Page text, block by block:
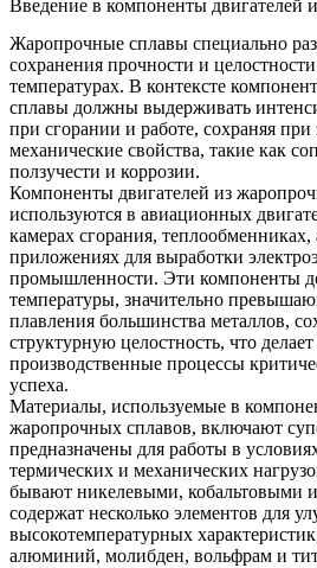
Введение в компоненты двигателей
Жаропрочные сплавы специально
сохранения прочности и
температурах. В контексте
сплавы должны выдерживать
при сгорании и работе, сохраняя
механические свойства, такие как
ползучести и коррозии.
Компоненты двигателей из
используются в авиационных
камерах сгорания,
приложениях для выработки
промышленности. Эти компоненты
температуры, значительно
плавления большинства металлов,
структурную целостность, что
производственные процессы
успеха.
Материалы, используемые в
жаропрочных сплавов, включают
предназначены для работы в
термических и механических
бывают никелевыми, кобальтовыми
содержат несколько элементов для
высокотемпературных
алюминий, молибден, вольфрам и